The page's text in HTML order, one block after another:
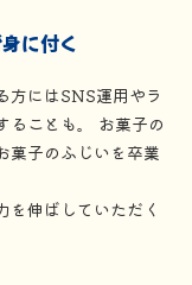
に付く
方にはSNS運用やラ
ることも。 お菓子の
菓子のふじいを卒業
を伸ばしていただく